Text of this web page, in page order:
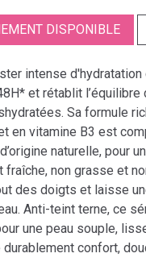
DISPONIBLE
intense d'hydratation
et rétablit l’équilibre
Sa formule
en vitamine B3 est
naturelle, pour
fraîche, non grasse et
des doigts et laisse
Anti-teint terne, ce
une peau souple,
durablement confort,